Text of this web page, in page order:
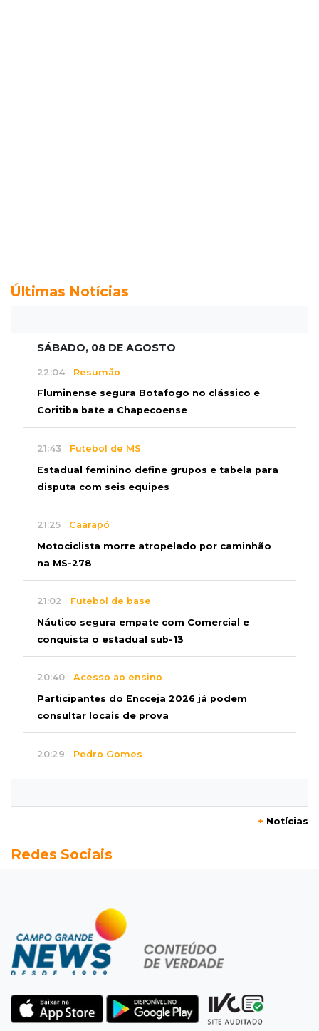
Últimas Notícias
SÁBADO, 08 DE AGOSTO
22:04 Resumão
Fluminense segura Botafogo no clássico e
Coritiba bate a Chapecoense
21:43 Futebol de MS
Estadual feminino define grupos e tabela para
disputa com seis equipes
21:25 Caarapó
Motociclista morre atropelado por caminhão
na MS-278
21:02 Futebol de base
Náutico segura empate com Comercial e
conquista o estadual sub-13
20:40 Acesso ao ensino
Participantes do Encceja 2026 já podem
consultar locais de prova
20:29 Pedro Gomes
Pantanal treina em Goiânia antes de jogo que
Campeonato Brasileiro
Remo busca empate com Atlético-MG e segue
na zona de rebaixamento
Defesa diz que preso suspeito de sequestro
só emprestou casa a conhecido
+ Notícias
Redes Sociais